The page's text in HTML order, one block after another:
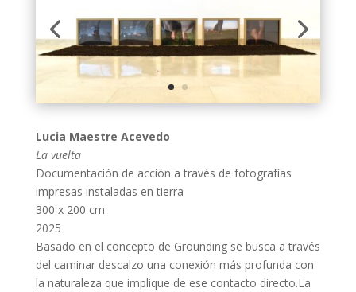
Lucia Maestre Acevedo
La vuelta
Documentación de acción a través de fotografías
impresas instaladas en tierra
300 x 200 cm
2025
Basado en el concepto de Grounding se busca a través
del caminar descalzo una conexión más profunda con
la naturaleza que implique de ese contacto directo.La